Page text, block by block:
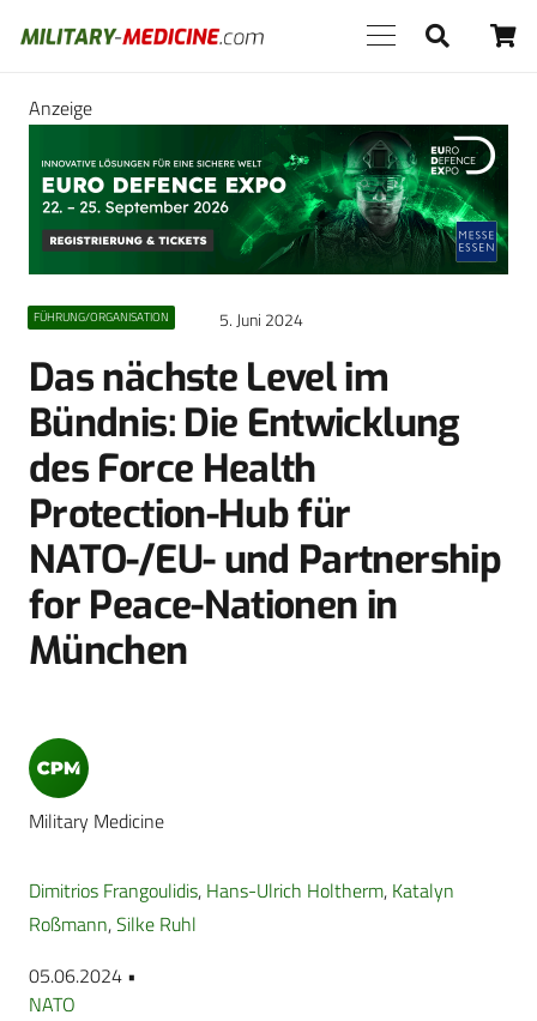
Anzeige
FÜHRUNG/ORGANISATION 5. Juni 2024
Das nächste Level im
Bündnis: Die Entwicklung
des Force Health
Protection-Hub für
NATO-/EU- und Partnership
for Peace-Nationen in
München
Military Medicine
Dimitrios Frangoulidis, Hans-Ulrich Holtherm, Katalyn
Roßmann,Silke Ruhl
05.06.2024 •
NATO